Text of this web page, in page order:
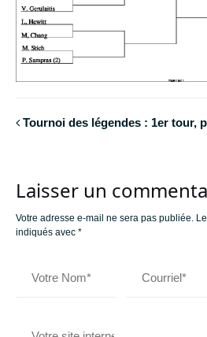
Tournoi des légendes : 1er tour,
Laisser un
Votre adresse e-mail ne sera pas publiée.
indiqués avec *